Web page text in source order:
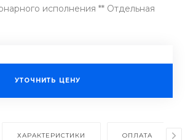
исполнения ** Отдельная
УТОЧНИТЬ ЦЕНУ
ХАРАКТЕРИСТИКИ ОПЛАТА